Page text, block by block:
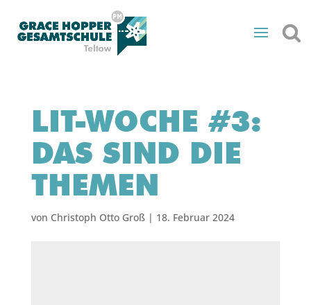
LIT-WOCHE #3:
DAS SIND DIE
THEMEN
von Christoph Otto Groß| 18. Februar 2024